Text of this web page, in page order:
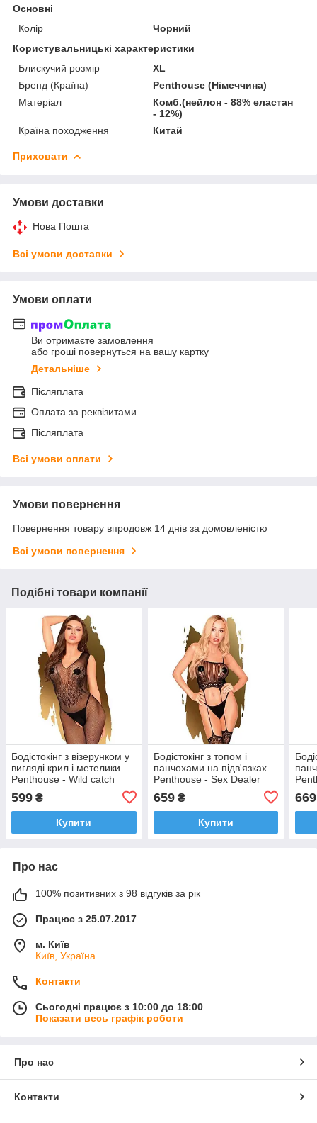
Основні
Колір
Чорний
Користувальницькі характеристики
Блискучий розмір
XL
Бренд (Країна)
Penthouse (Німеччина)
Матеріал
Комб.(нейлон - 88% еластан
- 12%)
Країна походження
Китай
Приховати
Умови доставки
Нова Пошта
Всі умови доставки
Умови оплати
Ви отримаєте замовлення
або гроші повернуться на вашу картку
Детальніше
Післяплата
Оплата за реквізитами
Післяплата
Всі умови оплати
Умови повернення
Повернення товару впродовж 14 днів за домовленістю
Всі умови повернення
Подібні товари компанії
Бодістокінг з візерунком у
вигляді крил і метелики
Penthouse - Wild catch
599 ₴
Купити
Бодістокінг з топом і
панчохами на підв'язках
Penthouse - Sex Dealer
659₴
Купити
669
Про нас
100% позитивних з 98 відгуків за рік
Працює з 25.07.2017
м. Київ
Київ, Україна
Контакти
Сьогодні працює з 10:00 до 18:00
Показати весь графік роботи
Про нас
Контакти